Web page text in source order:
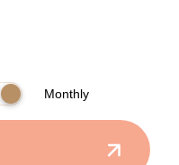
Monthly